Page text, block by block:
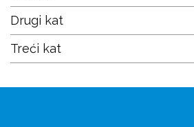
Drugi kat
Treći kat